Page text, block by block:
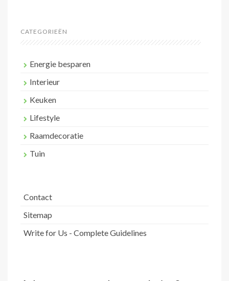
CATEGORIEËN
Energie besparen
Interieur
Keuken
Lifestyle
Raamdecoratie
Tuin
Contact
Sitemap
Write for Us - Complete Guidelines